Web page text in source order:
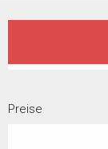
Preise